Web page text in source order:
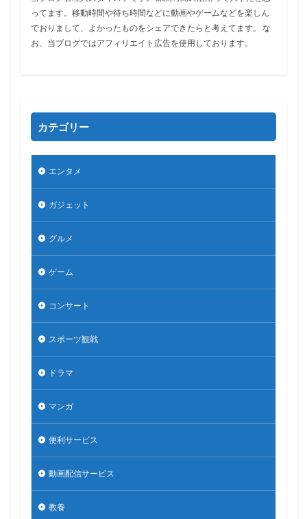
ってます。移動時間や待ち時間などに動画やゲームなどを楽しん
でおりまして、よかったものをシェアできたらと考えてます。 な
お、当ブログではアフィリエイト広告を使用しております。
カテゴリー
エンタメ
ガジェット
グルメ
ゲーム
コンサート
スポーツ観戦
ドラマ
マンガ
便利サービス
動画配信サービス
教養